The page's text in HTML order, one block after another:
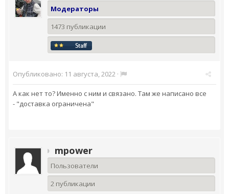
Модераторы
1473 публикации
Опубликовано: 11 августа, 2022 ·
А как нет то? Именно с ним и связано. Там же написано все
- "доставка ограничена"
mpower
Пользователи
2 публикации